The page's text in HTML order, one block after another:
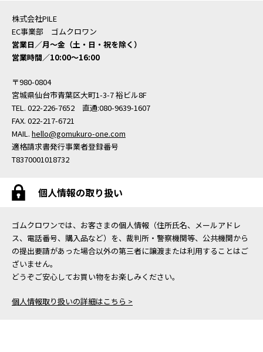
株式会社PILE
EC事業部 ゴムクロワン
営業日／月〜金（土・日・祝を除く）
営業時間／10:00〜16:00
〒980-0804
宮城県仙台市青葉区大町1-3-7 裕ビル8F
TEL. 022-226-7652 直通:080-9639-1607
FAX. 022-217-6721
MAIL. hello@gomukuro-one.com
適格請求書発行事業者登録番号
T8370001018732
個人情報の取り扱い
ゴムクロワンでは、お客さまの個人情報（住所氏名、メールアドレ
ス、電話番号、購入品など）を、裁判所・警察機関等、公共機関から
の提出要請があった場合以外の第三者に譲渡または利用することはご
ざいません。
どうぞご安心してお買い物をお楽しみください。
個人情報取り扱いの詳細はこちら >